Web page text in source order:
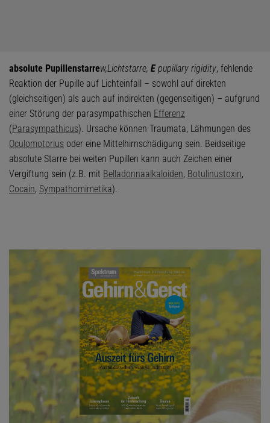
absolute Pupillenstarrew,Lichtstarre, Epupillary rigidity, fehlende
Reaktion der Pupille auf Lichteinfall – sowohl auf direkten
(gleichseitigen) als auch auf indirekten (gegenseitigen) – aufgrund
einer Störung der parasympathischen Efferenz
(Parasympathicus). Ursache können Traumata, Lähmungen des
Oculomotorius oder eine Mittelhirnschädigung sein. Beidseitige
absolute Starre bei weiten Pupillen kann auch Zeichen einer
Vergiftung sein (z.B. mit Belladonnaalkaloiden, Botulinustoxin,
Cocain, Sympathomimetika).